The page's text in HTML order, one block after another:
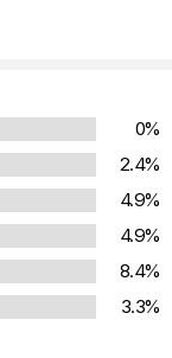
가 제임스 볼드윈
년이었다. 흑인들
가 나타났다. 이전
하는 저항문학이
져 있었다. 그러나
도만으로는 현상을
의 관계, 인종차별
지게 되었다. 바로
0%
2.4%
4.9%
4.9%
8.4%
3.3%